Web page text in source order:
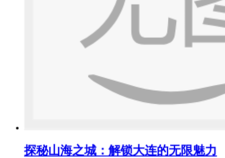
探秘山海之城：解锁大连的无限魅力